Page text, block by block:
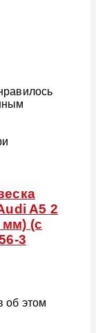
A5 2
мм) (с
3
об этом